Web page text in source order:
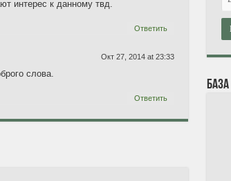
интерес к данному твд.
Ответить
Окт 27, 2014 at 23:33
слова.
Ответить